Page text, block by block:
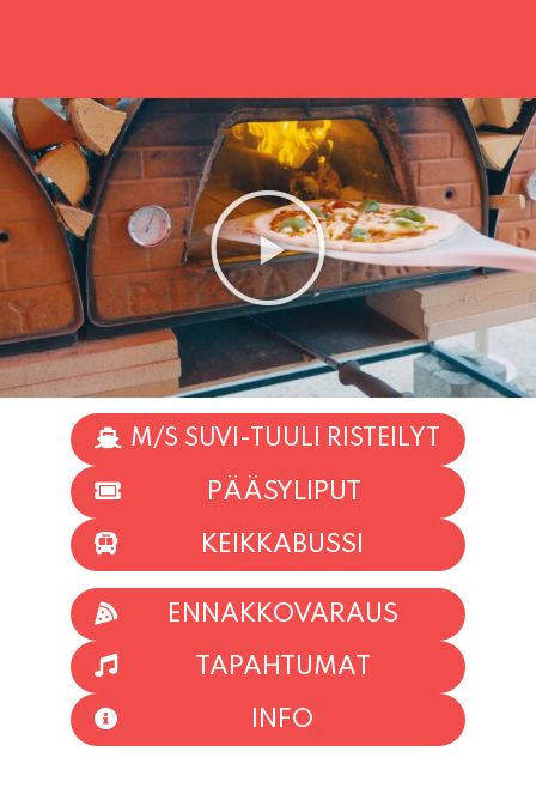
M/S SUVI-TUULI RISTEILYT
PÄÄSYLIPUT
KEIKKABUSSI
TAPAHTUMAT
INFO
HIIO HOI!